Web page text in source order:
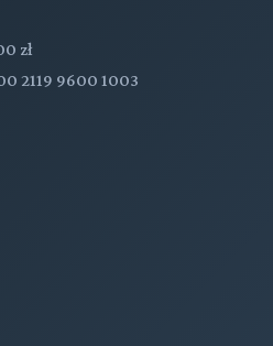
zł
2119 9600 1003